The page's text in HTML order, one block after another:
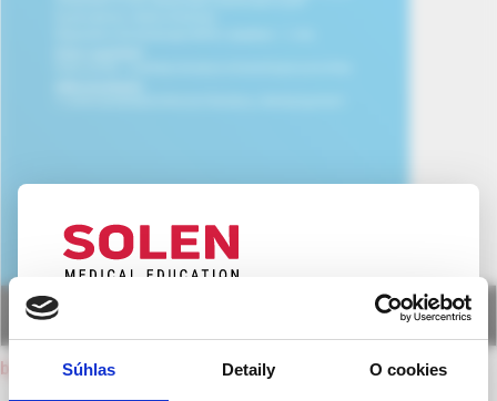
Súhlas Detaily O cookies
back to current issue
VEREJNOSŤ